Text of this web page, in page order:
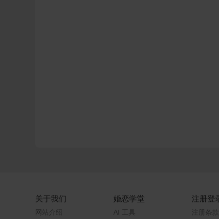
关于我们
网站介绍
婚恋学堂
AI 工具
注册登
注册条款